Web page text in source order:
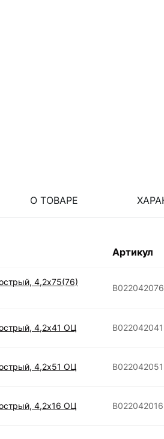
О ТОВАРЕ
Артикул
4,2х75(76)
4,2х41 ОЦ
4,2х51 ОЦ
4,2х16 ОЦ